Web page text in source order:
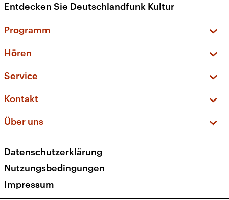
Entdecken Sie Deutschlandfunk Kultur
Programm
Sendungen und Podcasts
Musikliste
Kakadu – Das Kinderprogramm
Hören
Frequenzen (UKW + DAB+)
Service
FAQ
Apps
Newsletter
Veranstaltungen
Kontakt
Social Media
Über uns
Presse
Karriere
Transparenz
Datenschutzerklärung
Nutzungsbedingungen
Impressum